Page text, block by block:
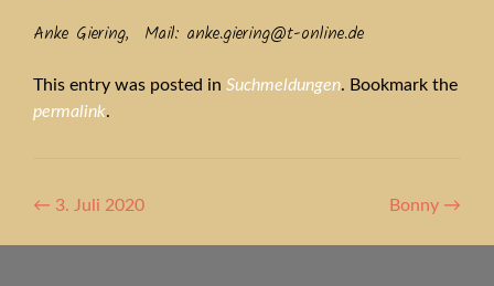
Anke Giering, Mail: anke.giering@t-online.de
This entry was posted in Suchmeldungen. Bookmark the
permalink.
Artikel-
Navigation
← 3. Juli 2020 Bonny →